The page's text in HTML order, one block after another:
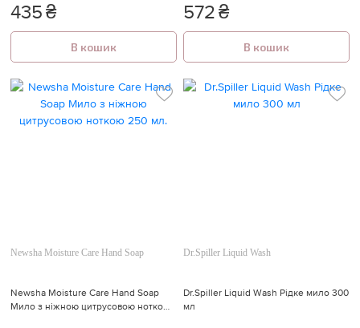
435₴
В кошик
572₴
В кошик
Newsha Moisture Care Hand Soap
Newsha Moisture Care Hand Soap
Мило з ніжною цитрусовою ноткою
Dr.Spiller Liquid Wash
Dr.Spiller Liquid Wash Рідке мило 300
мл
🍓